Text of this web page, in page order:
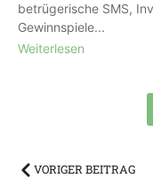
betrügerische SMS,
Gewinnspiele...
Weiterlesen
VORIGER BEITRAG